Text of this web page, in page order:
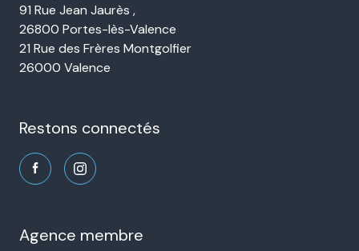
91 Rue Jean Jaurès ,
26800 Portes-lès-Valence
21 Rue des Frères Montgolfier
26000 Valence
restons connectés
agence membre